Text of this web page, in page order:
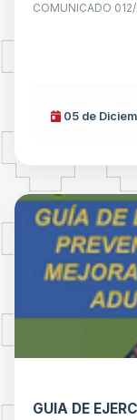
COMUNICADO
05 de
GUIA DE